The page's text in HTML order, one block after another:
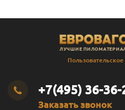
ЛУЧШИЕ
+7(495) 36-36-
Заказать звонок